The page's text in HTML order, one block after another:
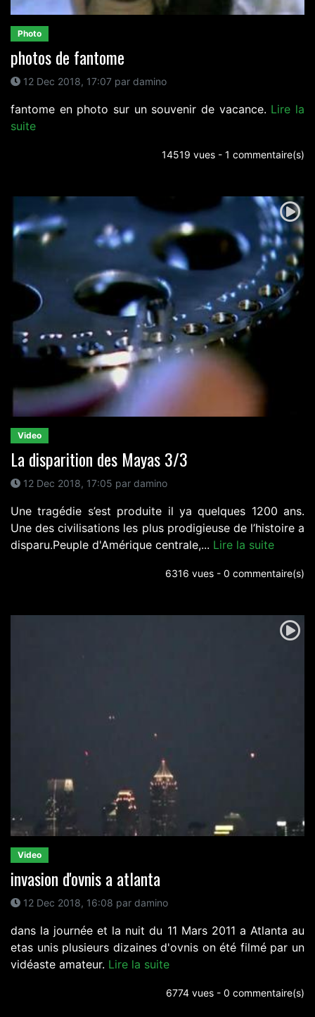
Photo
photos de fantome
12 Dec 2018, 17:07 par damino
fantome en photo sur un souvenir de vacance. Lire la
suite
14519 vues - 1 commentaire(s)
Video
La disparition des Mayas 3/3
12 Dec 2018, 17:05 par damino
Une tragédie s’est produite il ya quelques 1200 ans.
Une des civilisations les plus prodigieuse de l’histoire a
disparu.Peuple d'Amérique centrale,... Lire la suite
6316 vues - 0 commentaire(s)
Video
invasion d'ovnis a atlanta
12 Dec 2018, 16:08 par damino
dans la journée et la nuit du 11 Mars 2011 a Atlanta au
etas unis plusieurs dizaines d'ovnis on été filmé par un
vidéaste amateur. Lire la suite
6774 vues - 0 commentaire(s)